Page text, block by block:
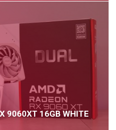
9060XT 16GB WHITE